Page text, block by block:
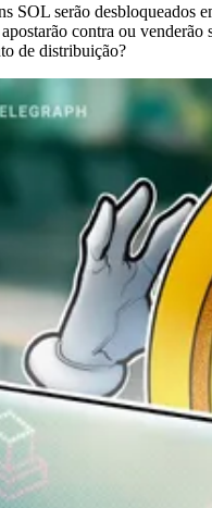
SOL serão desbloqueados
contra ou venderão
de distribuição?